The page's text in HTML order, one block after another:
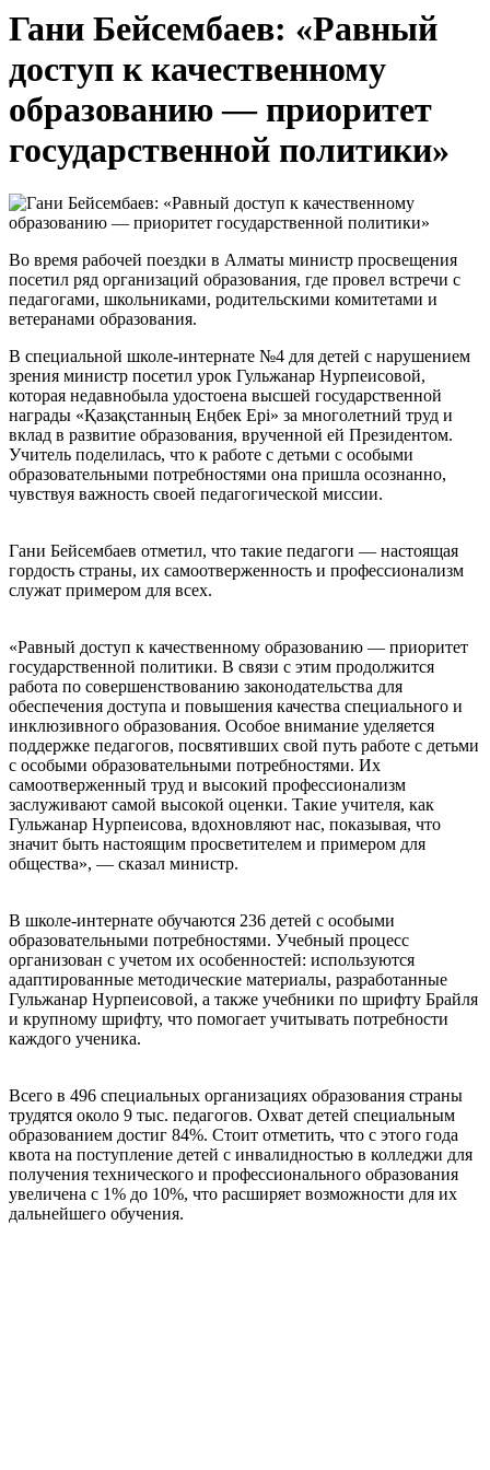
Гани Бейсембаев: «Равный
доступ к качественному
образованию — приоритет
государственной политики»
Во время рабочей поездки в Алматы министр просвещения
посетил ряд организаций образования, где провел встречи с
педагогами, школьниками, родительскими комитетами и
ветеранами образования.
В специальной школе-интернате №4 для детей с нарушением
зрения министр посетил урок Гульжанар Нурпеисовой,
которая недавнобыла удостоена высшей государственной
награды «Қазақстанның Еңбек Ері» за многолетний труд и
вклад в развитие образования, врученной ей Президентом.
Учитель поделилась, что к работе с детьми с особыми
образовательными потребностями она пришла осознанно,
чувствуя важность своей педагогической миссии.
Гани Бейсембаев отметил, что такие педагоги — настоящая
гордость страны, их самоотверженность и профессионализм
служат примером для всех.
«Равный доступ к качественному образованию — приоритет
государственной политики. В связи с этим продолжится
работа по совершенствованию законодательства для
обеспечения доступа и повышения качества специального и
инклюзивного образования. Особое внимание уделяется
поддержке педагогов, посвятивших свой путь работе с детьми
с особыми образовательными потребностями. Их
самоотверженный труд и высокий профессионализм
заслуживают самой высокой оценки. Такие учителя, как
Гульжанар Нурпеисова, вдохновляют нас, показывая, что
значит быть настоящим просветителем и примером для
общества», — сказал министр.
В школе-интернате обучаются 236 детей с особыми
образовательными потребностями. Учебный процесс
организован с учетом их особенностей: используются
адаптированные методические материалы, разработанные
Гульжанар Нурпеисовой, а также учебники по шрифту Брайля
и крупному шрифту, что помогает учитывать потребности
каждого ученика.
Всего в 496 специальных организациях образования страны
трудятся около 9 тыс. педагогов. Охват детей специальным
образованием достиг 84%. Стоит отметить, что с этого года
квота на поступление детей с инвалидностью в колледжи для
получения технического и профессионального образования
увеличена с 1% до 10%, что расширяет возможности для их
дальнейшего обучения.